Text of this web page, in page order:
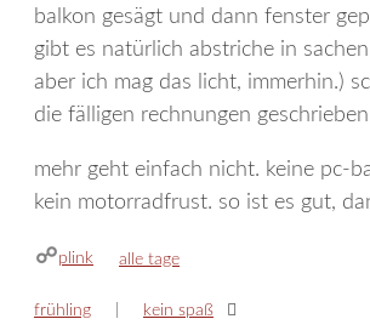
balkon gesägt und dann fenster
gibt es natürlich abstriche in
aber ich mag das licht, immerhin.)
die fälligen rechnungen
mehr geht einfach nicht. keine pc-
kein motorradfrust. so ist es gut,
plink kategorien
alle tage
frühling kein spaß